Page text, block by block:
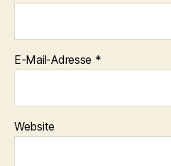
E-Mail-Adresse *
Website